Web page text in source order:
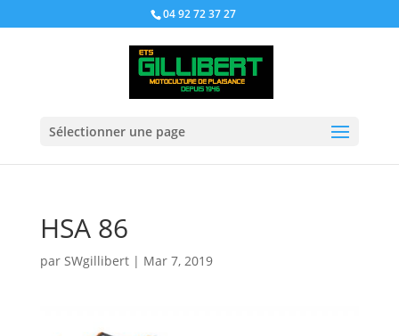
04 92 72 37 27
Sélectionner une page
HSA 86
par SWgillibert| Mar 7, 2019